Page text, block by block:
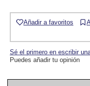
Añadir a favoritos
Sé el primero en escribir
Puedes añadir tu opinión